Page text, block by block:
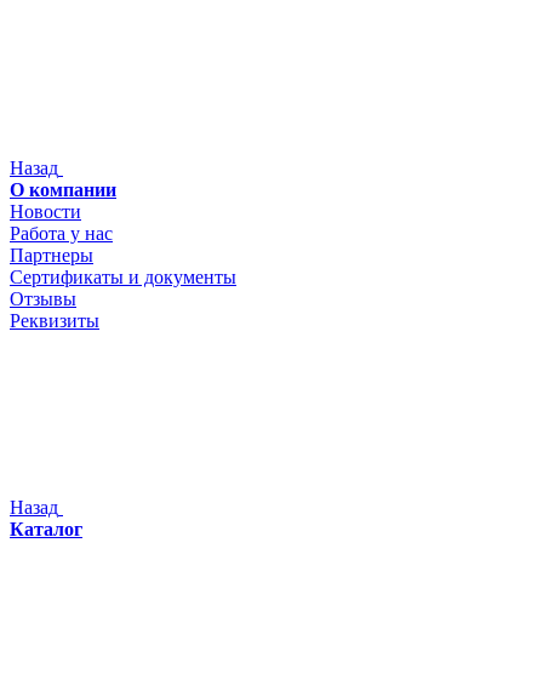
Назад
О компании
Новости
Работа у нас
Партнеры
Сертификаты и документы
Отзывы
Реквизиты
Назад
Каталог